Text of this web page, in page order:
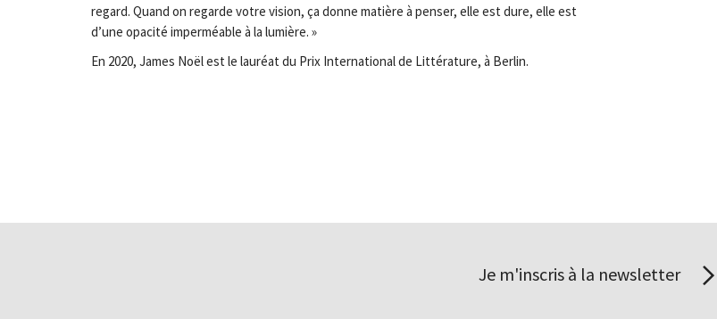
regard. Quand on regarde votre vision, ça donne matière à penser, elle est dure, elle est
d’une opacité imperméable à la lumière. »
En 2020, James Noël est le lauréat du Prix International de Littérature, à Berlin.
Je m'inscris à la newsletter